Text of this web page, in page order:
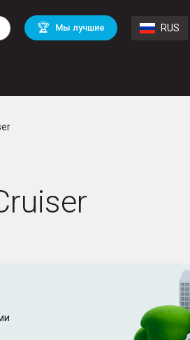
🏆 Мы лучшие RUS
BMW
Benz Volvo